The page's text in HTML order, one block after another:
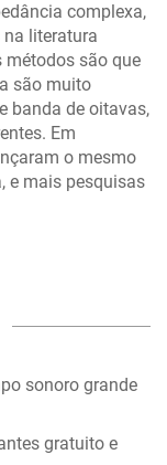
complexa,
literatura
métodos são que
são muito
banda de oitavas,
Em
o mesmo
e mais pesquisas
sonoro grande
gratuito e